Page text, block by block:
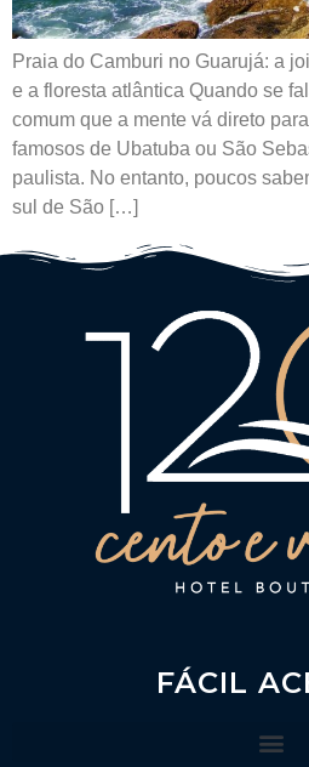
Praia do Camburi no Guarujá: a
e a floresta atlântica Quando se
comum que a mente vá direto
famosos de Ubatuba ou São
paulista. No entanto, poucos
sul de São […]
FÁCIL